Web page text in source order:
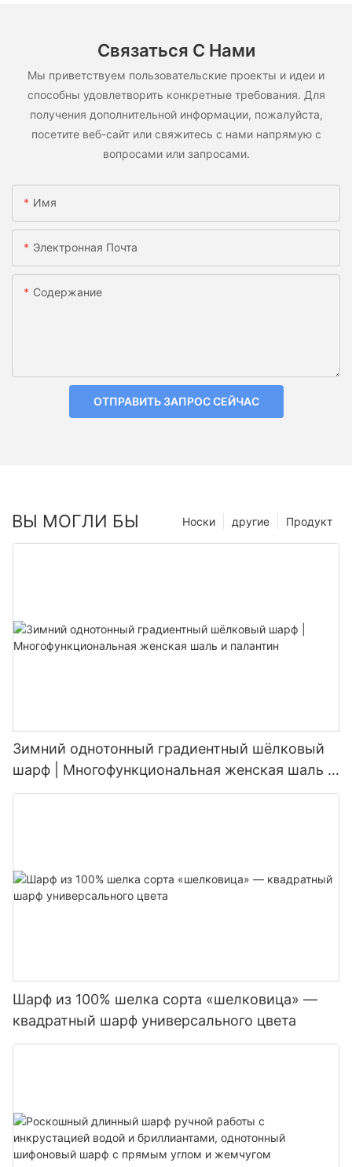
Связаться С Нами
Мы приветствуем пользовательские проекты и идеи и
способны удовлетворить конкретные требования. Для
получения дополнительной информации, пожалуйста,
посетите веб-сайт или свяжитесь с нами напрямую с
вопросами или запросами.
Имя
Электронная Почта
Содержание
ОТПРАВИТЬ ЗАПРОС СЕЙЧАС
ВЫ МОГЛИ БЫ Продукт
другие
Носки
Зимний однотонный градиентный шёлковый
шарф | Многофункциональная женская шаль и
палантин
Шарф из 100% шелка сорта «шелковица» —
квадратный шарф универсального цвета